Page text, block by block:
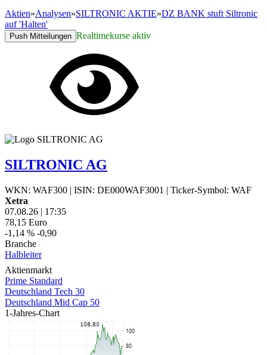
Aktien»Analysen»SILTRONIC AKTIE»DZ BANK stuft Siltronic
auf 'Halten'
Push Mitteilungen Realtimekurse aktiv
SILTRONIC AG
WKN: WAF300 | ISIN: DE000WAF3001 | Ticker-Symbol: WAF
Xetra
07.08.26 | 17:35
78,15 Euro
-1,14 % -0,90
Branche
Halbleiter
Aktienmarkt
Prime Standard
Deutschland Tech 30
Deutschland Mid Cap 50
1-Jahres-Chart